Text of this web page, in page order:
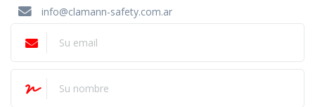
info@clamann-safety.com.ar